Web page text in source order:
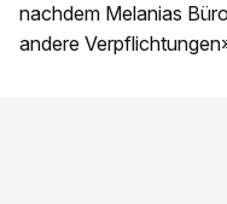
nachdem Melanias
andere